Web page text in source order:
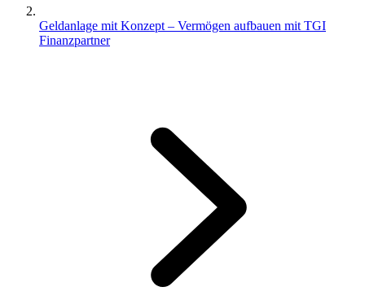
Geldanlage mit Konzept – Vermögen aufbauen mit TGI
Finanzpartner